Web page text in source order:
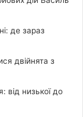
де зараз
двійнята з
від низької до